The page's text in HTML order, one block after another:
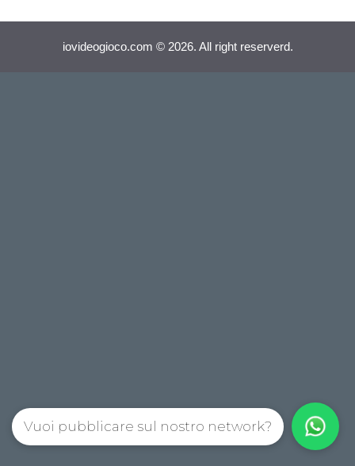
iovideogioco.com © 2026. All right reserverd.
Vuoi pubblicare sul nostro network?